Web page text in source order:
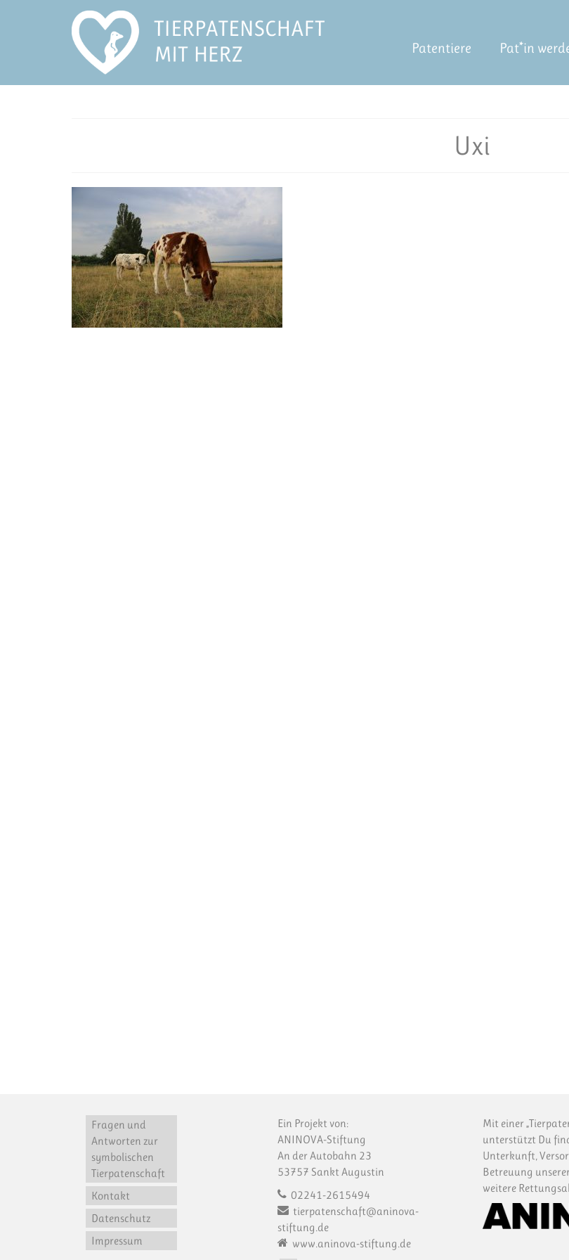
Patentiere Pat*in
Uxi
Fragen und
Antworten zur
symbolischen
Tierpatenschaft
Kontakt
Datenschutz
Impressum
Ein Projekt von:
ANINOVA-Stiftung
An der Autobahn 23
53757 Sankt Augustin
02241-2615494
tierpatenschaft@aninova-
stiftung.de
www.aninova-stiftung.de
Mit einer
unterstützt Du
Unterkunft,
Betreuung
weitere